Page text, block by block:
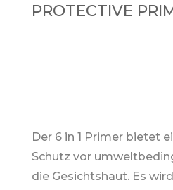
PROTECTIVE
Der 6 in 1 Primer bietet
Schutz vor
die Gesichtshaut. Es